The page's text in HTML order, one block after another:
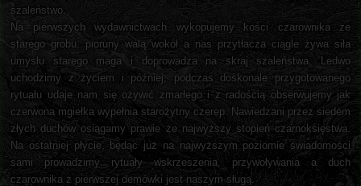
szaleństwo.
Na pierwszych wydawnictwach wykopujemy kości czarownika ze
starego grobu, pioruny walą wokół a nas przytłacza ciągle żywa siła
umysłu starego maga i doprowadza na skraj szaleństwa. Ledwo
uchodzimy z życiem i później, podczas doskonale przygotowanego
rytuału udaje nam się ożywić zmarłego i z radością obserwujemy jak
czerwona mgiełka wypełnia starożytny czerep. Nawiedzani przez siedem
złych duchów osiągamy prawie że najwyższy stopień czarnoksięstwa.
Na ostatniej płycie, będąc już na najwyższym poziomie świadomości
sami prowadzimy rytuały wskrzeszenia, przywoływania a duch
czarownika z pierwszej demówki jest naszym sługą.